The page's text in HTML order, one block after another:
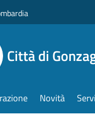
Città di
Novità